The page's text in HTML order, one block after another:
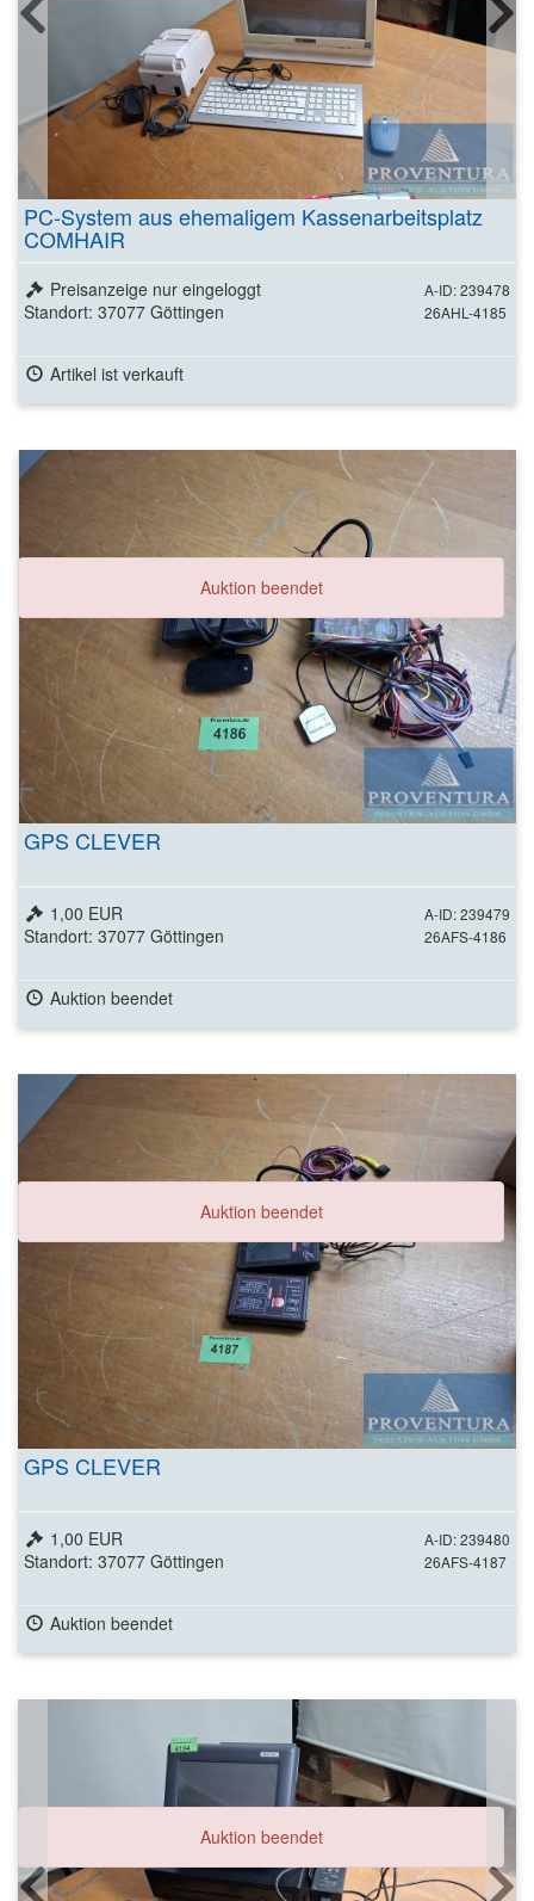
PC-System aus ehemaligem Kassenarbeitsplatz
COMHAIR
A-ID: 239478
26AHL-4185
Preisanzeige nur eingeloggt
Standort: 37077 Göttingen
Artikel ist verkauft
Auktion beendet
GPS CLEVER
A-ID: 239479
26AFS-4186
1,00 EUR
Standort: 37077 Göttingen
Auktion beendet
Auktion beendet
GPS CLEVER
A-ID: 239480
26AFS-4187
1,00 EUR
Standort: 37077 Göttingen
Auktion beendet
Auktion beendet